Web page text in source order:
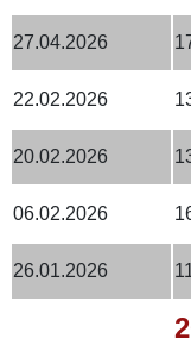
27.04.2026
22.02.2026
20.02.2026
06.02.2026
26.01.2026